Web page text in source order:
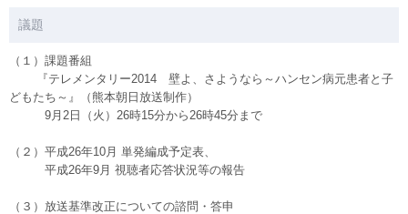
議題
（１）課題番組
『テレメンタリー2014 壁よ、さようなら～ハンセン病元患者と子
どもたち～』（熊本朝日放送制作）
9月2日（火）26時15分から26時45分まで
（２）平成26年10月 単発編成予定表、
平成26年9月 視聴者応答状況等の報告
（３）放送基準改正についての諮問・答申